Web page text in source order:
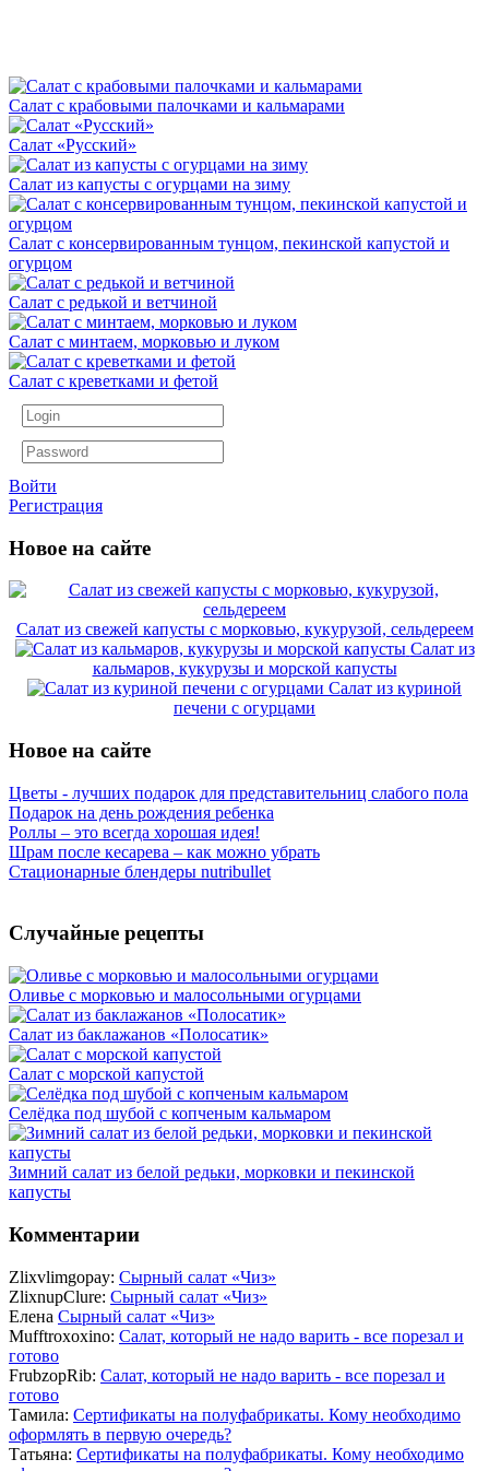
Салат с крабовыми палочками и кальмарами
Салат «Русский»
Салат из капусты с огурцами на зиму
Салат с консервированным тунцом, пекинской капустой и
огурцом
Салат с редькой и ветчиной
Салат с минтаем, морковью и луком
Салат с креветками и фетой
Войти
Регистрация
Новое на сайте
Салат из свежей капусты с морковью, кукурузой, сельдереем
Салат из
кальмаров, кукурузы и морской капусты
Салат из куриной
печени с огурцами
Новое на сайте
Цветы - лучших подарок для представительниц слабого пола
Подарок на день рождения ребенка
Роллы – это всегда хорошая идея!
Шрам после кесарева – как можно убрать
Стационарные блендеры nutribullet
Случайные рецепты
Оливье с морковью и малосольными огурцами
Салат из баклажанов «Полосатик»
Салат с морской капустой
Селёдка под шубой с копченым кальмаром
Зимний салат из белой редьки, морковки и пекинской
капусты
Комментарии
Zlixvlimgopay: Сырный салат «Чиз»
ZlixnupClure: Сырный салат «Чиз»
Елена Сырный салат «Чиз»
Mufftroxoxino: Салат, который не надо варить - все порезал и
готово
FrubzopRib: Салат, который не надо варить - все порезал и
готово
Тамила: Сертификаты на полуфабрикаты. Кому необходимо
оформлять в первую очередь?
Татьяна: Сертификаты на полуфабрикаты. Кому необходимо